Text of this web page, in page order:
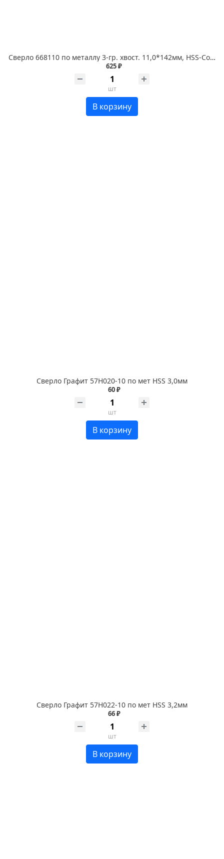
Сверло 668110 по металлу 3-гр. хвост. 11,0*142мм, HSS-Co P6M5K5 1 шт. RENNBOHR COBALT CARD
625 ₽
шт
В корзину
Сверло Графит 57Н020-10 по мет HSS 3,0мм
60 ₽
шт
В корзину
Сверло Графит 57Н022-10 по мет HSS 3,2мм
66 ₽
шт
В корзину